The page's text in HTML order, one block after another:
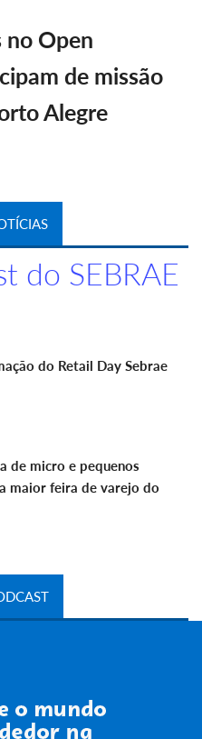
no Open
de missão
Alegre
do SEBRAE
do Retail Day Sebrae
de micro e pequenos
maior feira de varejo do